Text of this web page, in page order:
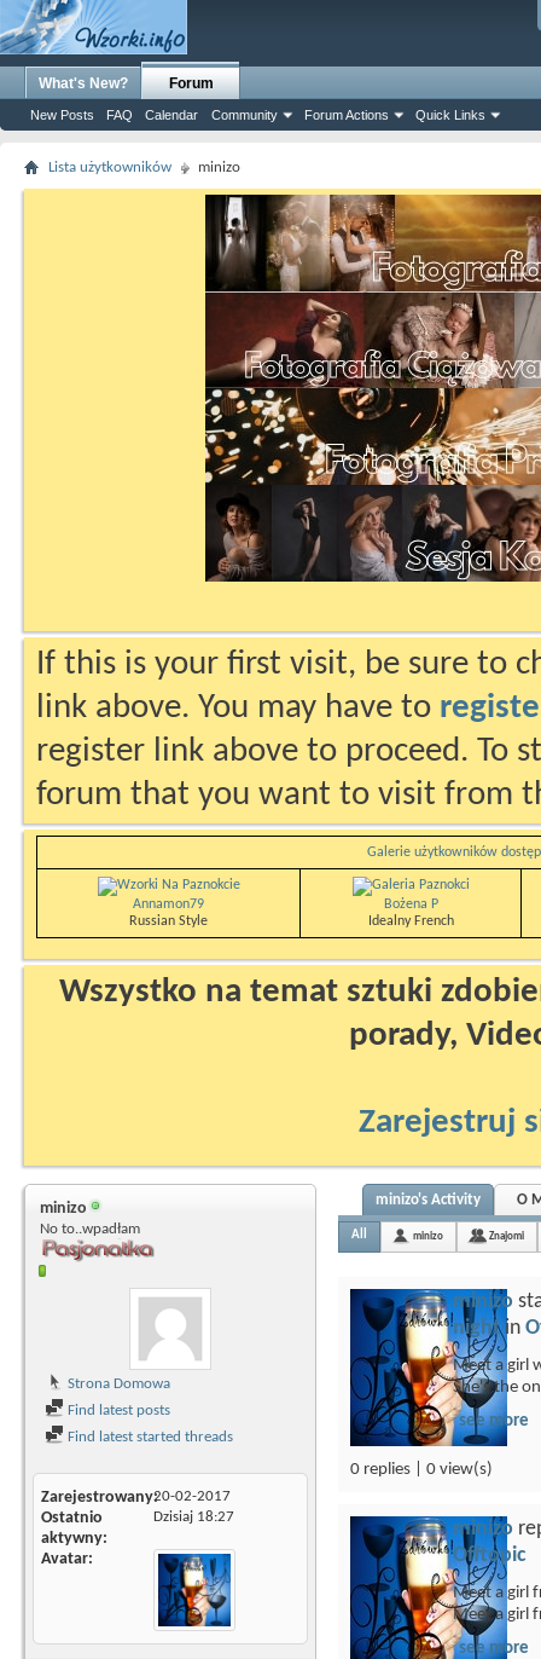
What's New? Forum
New Posts FAQ Calendar Community Forum Actions Quick Links
Lista użytkowników minizo
If this is your first visit, be sure to
link above. You may have to
register link above to proceed. To
forum that you want to visit from
Galerie użytkowników
Annamon79
Russian Style
Bożena P
Idealny French
Wszystko na temat sztuki
porady,
Zarejestruj
minizo
No to..wpadłam
Strona Domowa
Find latest posts
Find latest started threads
Zarejestrowany20-02-2017
Ostatnio
aktywny
Dzisiaj 18:27
Avatar
minizo's Activity O
All minizo Znajomi
minizo
nightin
Meet a girl
She's the
see more
0 replies | 0 view(s)
minizo
Offtopic
Meet a girl
Meet a girl
see more